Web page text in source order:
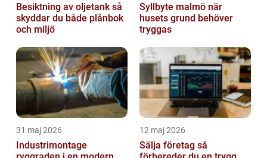
Besiktning av oljetank så
skyddar du både plånbok
och miljö
Syllbyte malmö när
husets grund behöver
tryggas
31 maj 2026
Industrimontage
12 maj 2026
Sälja företag så